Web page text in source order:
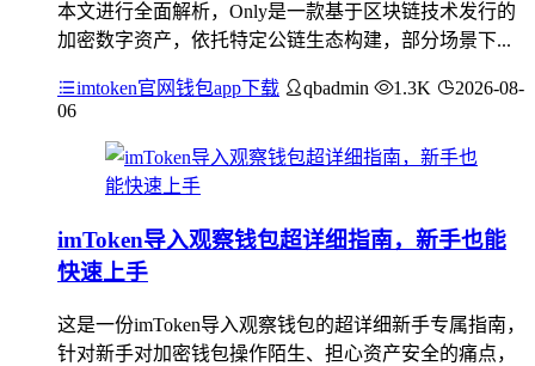
本文进行全面解析，Only是一款基于区块链技术发行的
加密数字资产，依托特定公链生态构建，部分场景下...
imtoken官网钱包app下载 qbadmin 1.3K
2026-08-
06
imToken导入观察钱包超详细指南，新手也能
快速上手
这是一份imToken导入观察钱包的超详细新手专属指南，
针对新手对加密钱包操作陌生、担心资产安全的痛点，